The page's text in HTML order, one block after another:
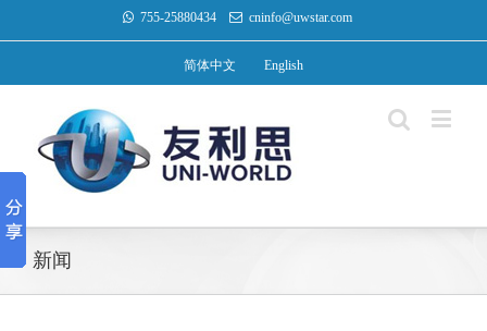
755-25880434 cninfo@uwstar.com
简体中文 English
新闻